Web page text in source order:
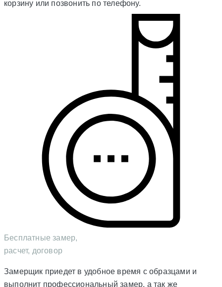
корзину или позвонить по телефону.
Бесплатные замер,
расчет, договор
Замерщик приедет в удобное время с образцами и
выполнит профессиональный замер, а так же